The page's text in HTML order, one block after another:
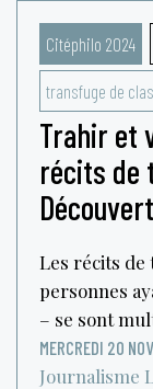
Citéphilo 2024
transfuge de
Trahir et
récits de
Les récits de
personnes
– se sont
MERCREDI 20
Journalisme